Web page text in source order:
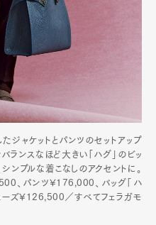
ジャケットとパンツのセットアップ
ランスなほど大きい「ハグ」のビッ
ンプルな着こなしのアクセントに。
、パンツ¥176,000、バッグ「ハ
ーズ¥126,500／すべてフェラガモ